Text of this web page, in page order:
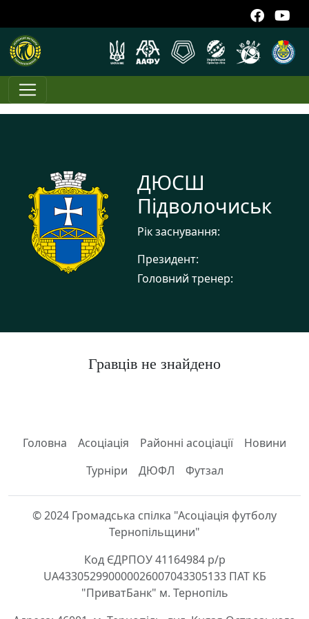
ДЮСШ
Підволочиськ
Рік заснування:
Президент:
Головний тренер:
Гравців не знайдено
Головна Асоціація Районні асоціації
Новини
Турніри
ДЮФЛ Футзал
© 2024 Громадська спілка "Асоціація футболу
Тернопільщини"
Код ЄДРПОУ 41164984 р/р
UA433052990000026007043305133 ПАТ КБ
"ПриватБанк" м. Тернопіль